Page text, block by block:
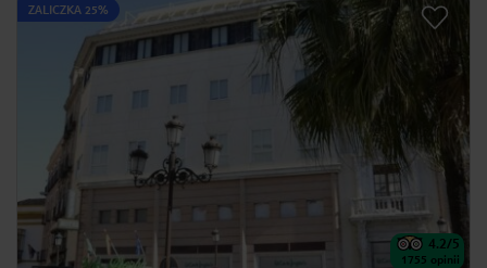
ZALICZKA 25%
4.2/5
1755 opinii